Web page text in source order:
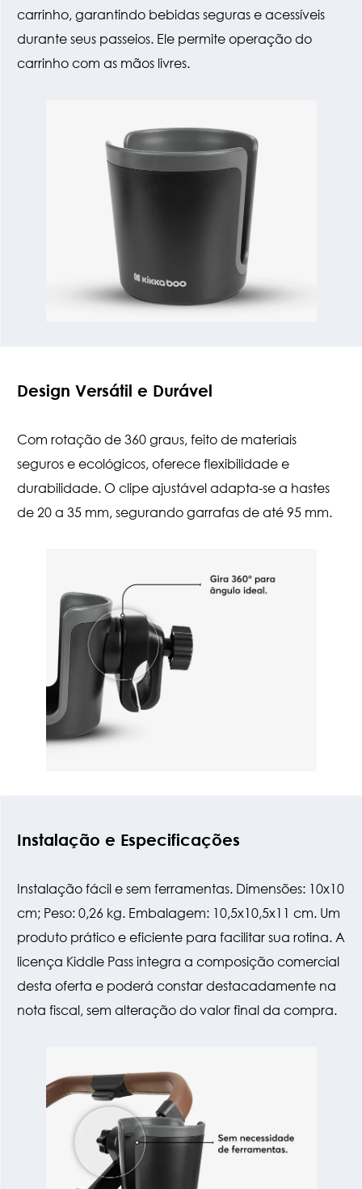
carrinho, garantindo bebidas seguras e acessíveis
durante seus passeios. Ele permite operação do
carrinho com as mãos livres.
Design Versátil e Durável
Com rotação de 360 graus, feito de materiais
seguros e ecológicos, oferece flexibilidade e
durabilidade. O clipe ajustável adapta-se a hastes
de 20 a 35 mm, segurando garrafas de até 95 mm.
Instalação e Especificações
Instalação fácil e sem ferramentas. Dimensões: 10x10
cm; Peso: 0,26 kg. Embalagem: 10,5x10,5x11 cm. Um
produto prático e eficiente para facilitar sua rotina. A
licença Kiddle Pass integra a composição comercial
desta oferta e poderá constar destacadamente na
nota fiscal, sem alteração do valor final da compra.